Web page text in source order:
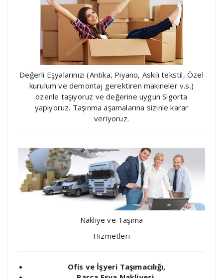
Değerli Eşyalarınızı (Antika, Piyano, Askılı tekstil, Özel
kurulum ve demontaj gerektiren makineler v.s.)
özenle taşıyoruz ve değerine uygun Sigorta
yapıyoruz. Taşınma aşamalarına sizinle karar
veriyoruz.
Nakliye ve Taşıma
Hizmetleri
Ofis ve İşyeri Taşımacılığı,